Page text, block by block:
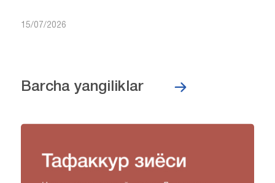
15/07/2026
Barcha yangiliklar